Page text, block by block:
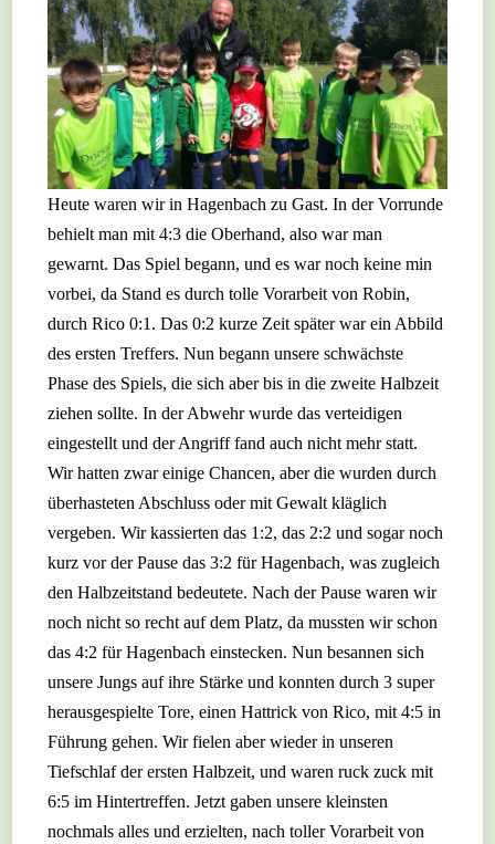
Heute waren wir in Hagenbach zu Gast. In der Vorrunde
behielt man mit 4:3 die Oberhand, also war man
gewarnt. Das Spiel begann, und es war noch keine min
vorbei, da Stand es durch tolle Vorarbeit von Robin,
durch Rico 0:1. Das 0:2 kurze Zeit später war ein Abbild
des ersten Treffers. Nun begann unsere schwächste
Phase des Spiels, die sich aber bis in die zweite Halbzeit
ziehen sollte. In der Abwehr wurde das verteidigen
eingestellt und der Angriff fand auch nicht mehr statt.
Wir hatten zwar einige Chancen, aber die wurden durch
überhasteten Abschluss oder mit Gewalt kläglich
vergeben. Wir kassierten das 1:2, das 2:2 und sogar noch
kurz vor der Pause das 3:2 für Hagenbach, was zugleich
den Halbzeitstand bedeutete. Nach der Pause waren wir
noch nicht so recht auf dem Platz, da mussten wir schon
das 4:2 für Hagenbach einstecken. Nun besannen sich
unsere Jungs auf ihre Stärke und konnten durch 3 super
herausgespielte Tore, einen Hattrick von Rico, mit 4:5 in
Führung gehen. Wir fielen aber wieder in unseren
Tiefschlaf der ersten Halbzeit, und waren ruck zuck mit
6:5 im Hintertreffen. Jetzt gaben unsere kleinsten
nochmals alles und erzielten, nach toller Vorarbeit von